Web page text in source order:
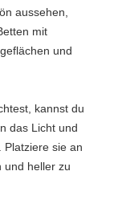
aussehen,
mit
und
kannst du
das Licht und
Platziere sie an
und heller zu